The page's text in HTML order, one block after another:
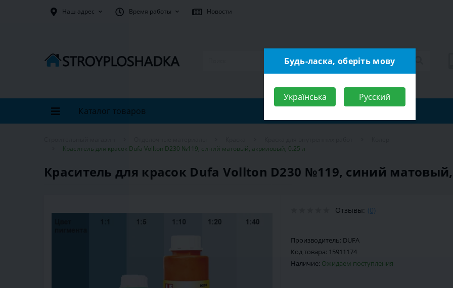
Наш адрес Время работы Новости
Каталог товаров
Краситель для красок Dufa Vollton D230 №119, синий матовый, акриловый, 0.25 л
Краситель для красок Dufa Vollton D230 №119, синий
Отзывы: (0)
Производитель: DUFA
Код товара: 15911174
Наличие: Ожидаем поступления
Будь-ласка, оберіть мову
Українська Русский